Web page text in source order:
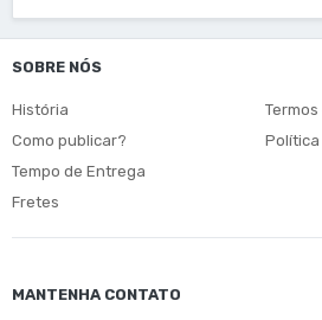
SOBRE NÓS
História
Como publicar?
Tempo de Entrega
Fretes
MANTENHA CONTATO